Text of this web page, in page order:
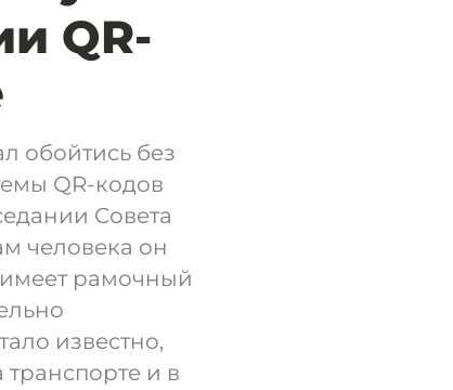
QR-
обойтись без
QR-кодов
Совета
человека он
имеет рамочный
известно,
и в